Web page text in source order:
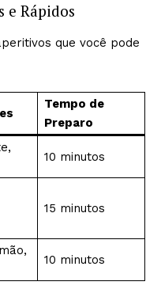
e Rápidos
que você pode
Tempo de
Preparo
10 minutos
15 minutos
10 minutos